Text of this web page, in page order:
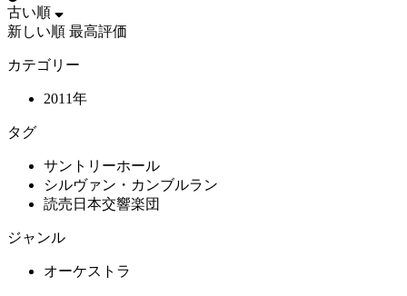
古い順
新しい順 最高評価
カテゴリー
2011年
タグ
サントリーホール
シルヴァン・カンブルラン
読売日本交響楽団
ジャンル
オーケストラ